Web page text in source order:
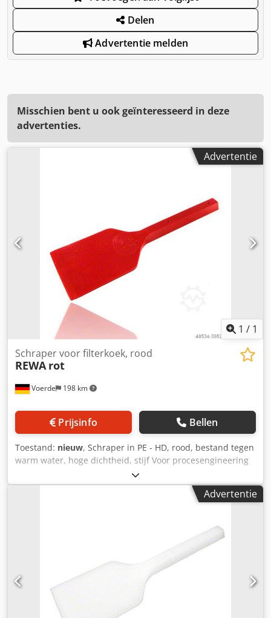
Delen
Advertentie melden
Misschien bent u ook geïnteresseerd in deze
advertenties.
Advertentie
1 / 1
Voerde 198 km
Schraper voor filterkoek, rood
REWA rot
Prijsinfo Bellen
Toestand: nieuw, Schraper in PE - HD, rood, bestand tegen
warm water, hoge dichtheid, stijf Voor procesengineering
op het gebied van filterpersen. om de filtercake te
verwijderen. Lengte: 410 mm Greeplengte: 210 mm
Advertentie